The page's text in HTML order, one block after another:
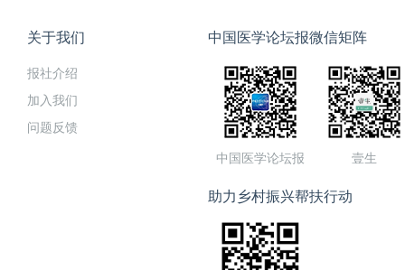
关于我们
报社介绍
加入我们
问题反馈
中国医学论坛报微信矩阵
中国医学论坛报 壹生
助力乡村振兴帮扶行动